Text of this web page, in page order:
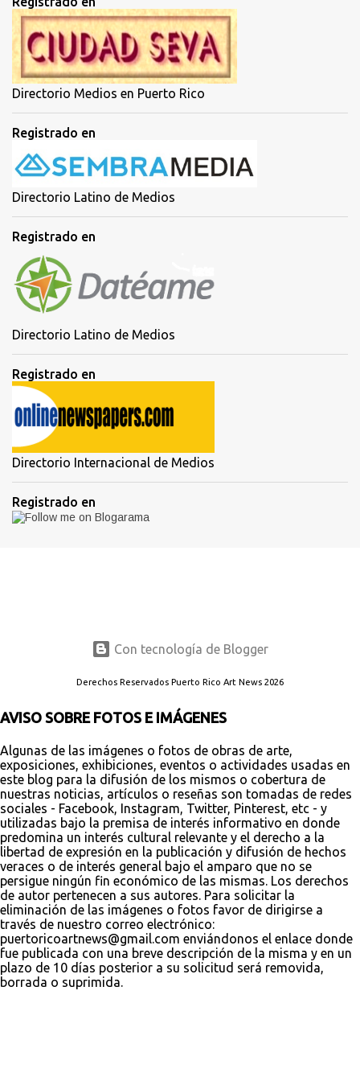
Directorio Medios en Puerto Rico
Registrado en
Directorio Latino de Medios
Registrado en
Directorio Latino de Medios
Registrado en
Directorio Internacional de Medios
Registrado en
Con tecnología de Blogger
Derechos Reservados Puerto Rico Art News 2026
AVISO SOBRE FOTOS E IMÁGENES
Algunas de las imágenes o fotos de obras de arte,
exposiciones, exhibiciones, eventos o actividades usadas en
este blog para la difusión de los mismos o cobertura de
nuestras noticias, artículos o reseñas son tomadas de redes
sociales - Facebook, Instagram, Twitter, Pinterest, etc - y
utilizadas bajo la premisa de interés informativo en donde
predomina un interés cultural relevante y el derecho a la
libertad de expresión en la publicación y difusión de hechos
veraces o de interés general bajo el amparo que no se
persigue ningún fin económico de las mismas. Los derechos
de autor pertenecen a sus autores. Para solicitar la
eliminación de las imágenes o fotos favor de dirigirse a
través de nuestro correo electrónico:
puertoricoartnews@gmail.com enviándonos el enlace donde
fue publicada con una breve descripción de la misma y en un
plazo de 10 días posterior a su solicitud será removida,
borrada o suprimida.